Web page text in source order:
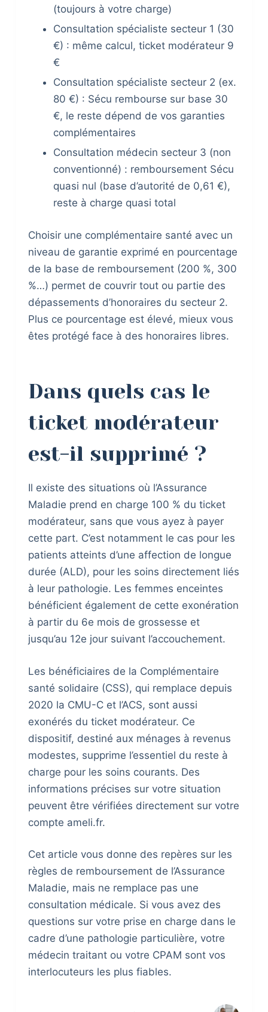
(toujours à votre charge)
Consultation spécialiste secteur 1 (30
€) : même calcul, ticket modérateur 9
€
Consultation spécialiste secteur 2 (ex.
80 €) : Sécu rembourse sur base 30
€, le reste dépend de vos garanties
complémentaires
Consultation médecin secteur 3 (non
conventionné) : remboursement Sécu
quasi nul (base d’autorité de 0,61 €),
reste à charge quasi total
Choisir une complémentaire santé avec un
niveau de garantie exprimé en pourcentage
de la base de remboursement (200 %, 300
%…) permet de couvrir tout ou partie des
dépassements d’honoraires du secteur 2.
Plus ce pourcentage est élevé, mieux vous
êtes protégé face à des honoraires libres.
Dans quels cas le
ticket modérateur
est-il supprimé ?
Il existe des situations où l’Assurance
Maladie prend en charge 100 % du ticket
modérateur, sans que vous ayez à payer
cette part. C’est notamment le cas pour les
patients atteints d’une affection de longue
durée (ALD), pour les soins directement liés
à leur pathologie. Les femmes enceintes
bénéficient également de cette exonération
à partir du 6e mois de grossesse et
jusqu’au 12e jour suivant l’accouchement.
Les bénéficiaires de la Complémentaire
santé solidaire (CSS), qui remplace depuis
2020 la CMU-C et l’ACS, sont aussi
exonérés du ticket modérateur. Ce
dispositif, destiné aux ménages à revenus
modestes, supprime l’essentiel du reste à
charge pour les soins courants. Des
informations précises sur votre situation
peuvent être vérifiées directement sur votre
compte ameli.fr.
Cet article vous donne des repères sur les
règles de remboursement de l’Assurance
Maladie, mais ne remplace pas une
consultation médicale. Si vous avez des
questions sur votre prise en charge dans le
cadre d’une pathologie particulière, votre
médecin traitant ou votre CPAM sont vos
interlocuteurs les plus fiables.